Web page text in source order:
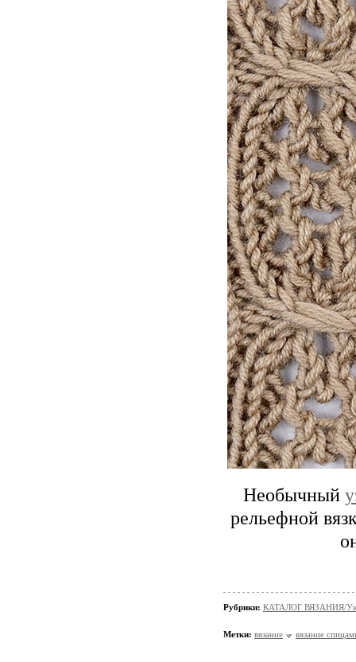
Необычный
рельефной
Рубрики: КАТАЛОГ ВЯЗАНИЯ/
Метки: вязание вязание